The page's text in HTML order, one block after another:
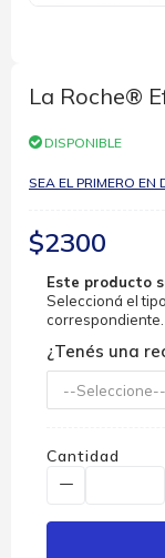
comienzo
de
galería
imágenes
La Roche®
DISPONIBLE
SEA EL PRIMERO EN
$2300
Este producto
Seleccioná el
correspondiente.
¿Tenés una
Cantidad